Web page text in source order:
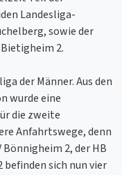
Landesliga-
sowie der
2.
der Männer. Aus den
wurde eine
die zweite
Anfahrtswege, denn
Bönnigheim 2, der HB
befinden sich nun vier